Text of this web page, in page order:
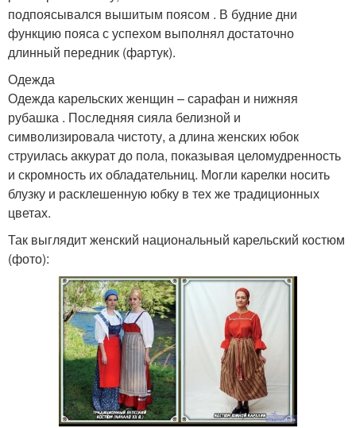
подпоясывался вышитым поясом . В будние дни
функцию пояса с успехом выполнял достаточно
длинный передник (фартук).
Одежда
Одежда карельских женщин – сарафан и нижняя
рубашка . Последняя сияла белизной и
символизировала чистоту, а длина женских юбок
струилась аккурат до пола, показывая целомудренность
и скромность их обладательниц. Могли карелки носить
блузку и расклешенную юбку в тех же традиционных
цветах.
Так выглядит женский национальный карельский костюм
(фото):